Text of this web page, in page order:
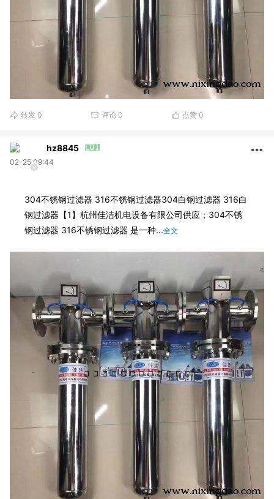
转发 0 评论 0 点赞 0
hz8845
02-25 09:44
304不锈钢过滤器 316不锈钢过滤器304白钢过滤器 316白
钢过滤器【1】杭州佳洁机电设备有限公司供应；304不锈
钢过滤器 316不锈钢过滤器 是一种...全文